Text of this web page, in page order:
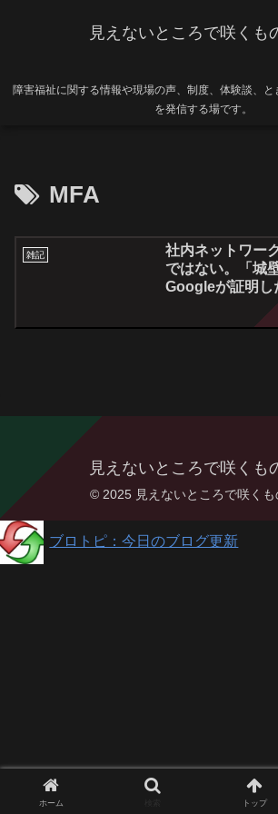
見えないところで咲くも
障害福祉に関する情報や現場の声、制度、体験談、
を発信する場です。
MFA
雑記
社内ネットワー
ではない。「城
Googleが証明し
ュリティ戦略と
見えないところで咲くも
© 2025 見えないところで咲くも
ホーム トップ
ブロトピ：今日のブログ更新